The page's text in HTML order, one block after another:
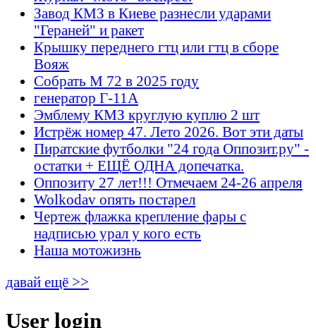
Завод КМЗ в Киеве разнесли ударами
"Гераней" и ракет
Крышку переднего гтц или гтц в сборе
Вояж
Собрать М 72 в 2025 году
генератор Г-11А
Эмблему КМЗ круглую куплю 2 шт
Истрёж номер 47. Лето 2026. Вот эти даты
Пиратские футболки "24 года Оппозит.ру" -
остатки + ЕЩЁ ОДНА допечатка.
Оппозиту 27 лет!!! Отмечаем 24-26 апреля
Wolkodav опять постарел
Чертеж флажка крепление фары с
надписью урал у кого есть
Наша мотожизнь
давай ещё >>
User login